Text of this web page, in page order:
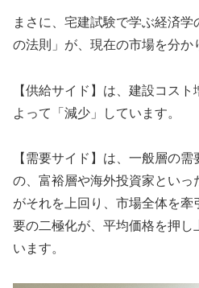
まさに、宅建試験で学ぶ経済
の法則」が、現在の市場を分か
【供給サイド】は、建設コス
よって「減少」しています。
【需要サイド】は、一般層の
の、富裕層や海外投資家とい
がそれを上回り、市場全体を
要の二極化が、平均価格を押し
います。